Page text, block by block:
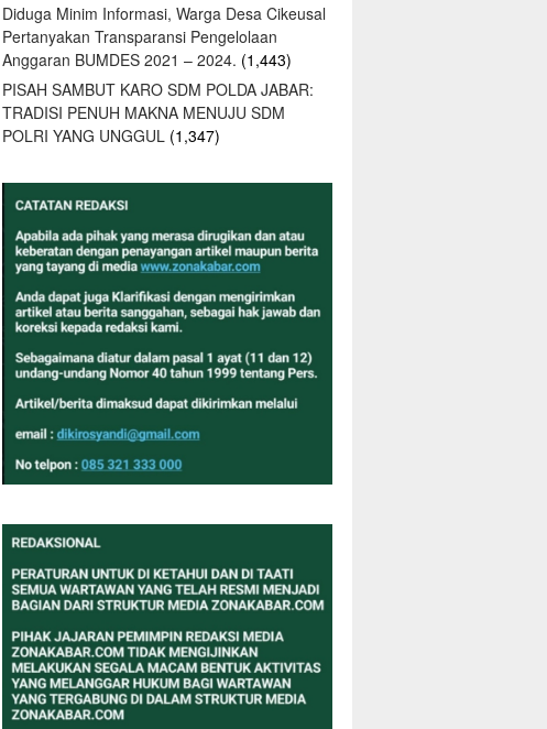
Diduga Minim Informasi, Warga Desa Cikeusal
Pertanyakan Transparansi Pengelolaan
Anggaran BUMDES 2021 – 2024. (1,443)
PISAH SAMBUT KARO SDM POLDA JABAR:
TRADISI PENUH MAKNA MENUJU SDM
POLRI YANG UNGGUL (1,347)